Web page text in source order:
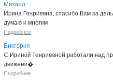
Михаил
Ирина Генриевна, спасибо Вам за
думаю и многим
Подробнее
Виктория
С Ириной Генриевной работали над
движени�
Подробнее